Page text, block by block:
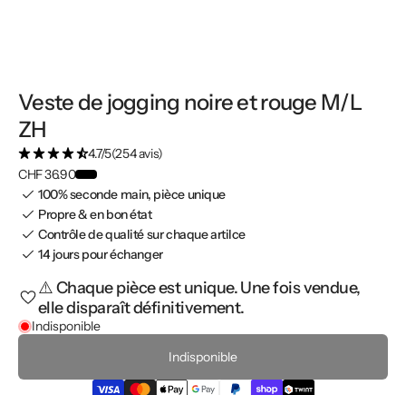
Veste de jogging noire et rouge M/L
ZH
4.7/5(254 avis)
CHF 36.90
100% seconde main, pièce unique
Propre & en bon état
Contrôle de qualité sur chaque artilce
14 jours pour échanger
⚠️ Chaque pièce est unique. Une fois vendue,
elle disparaît définitivement.
Indisponible
Indisponible